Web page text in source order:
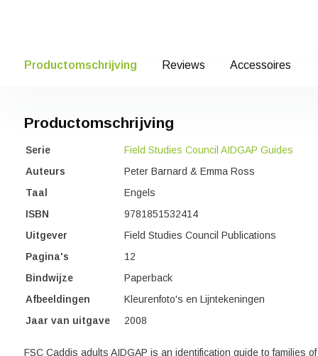
Productomschrijving Reviews Accessoires
Productomschrijving
Serie
Field Studies Council AIDGAP Guides
Auteurs
Peter Barnard & Emma Ross
Taal
Engels
ISBN
9781851532414
Uitgever
Field Studies Council Publications
Pagina's
12
Bindwijze
Paperback
Afbeeldingen
Kleurenfoto's en Lijntekeningen
Jaar van uitgave
2008
FSC Caddis adults AIDGAP is an identification guide to families